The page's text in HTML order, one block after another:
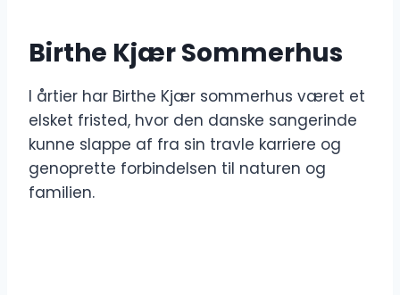
Birthe Kjær Sommerhus
I årtier har Birthe Kjær sommerhus været et
elsket fristed, hvor den danske sangerinde
kunne slappe af fra sin travle karriere og
genoprette forbindelsen til naturen og
familien.